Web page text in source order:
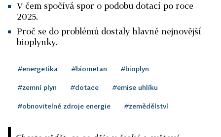
V čem spočívá spor o podobu dotací po roce
2025.
Proč se do problémů dostaly hlavně nejnovější
bioplynky.
#energetika #biometan #bioplyn
#zemní plyn #dotace #emise uhlíku
#obnovitelné zdroje energie #zemědělství